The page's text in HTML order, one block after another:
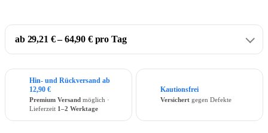
ab 29,21 € – 64,90 € pro Tag
Hin- und Rückversand ab
12,90 €
Premium Versand möglich ·
Lieferzeit 1–2 Werktage
Kautionsfrei
Versichert gegen Defekte